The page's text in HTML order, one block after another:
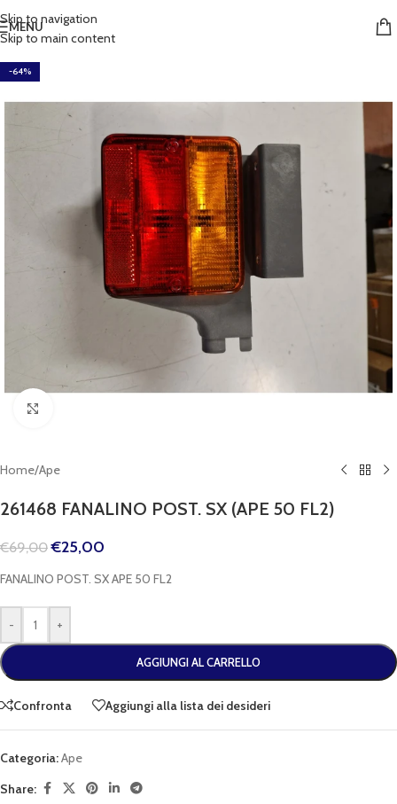
Skip to navigation
Skip to main content
MENU
-64%
Home/Ape
261468 FANALINO POST. SX (APE 50 FL2)
€69,00 €25,00
FANALINO POST. SX APE 50 FL2
- +
AGGIUNGI AL CARRELLO
Confronta Aggiungi alla lista dei desideri
Categoria:Ape
Share: